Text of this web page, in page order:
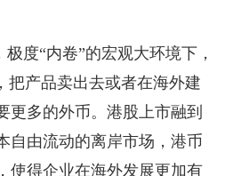
度“内卷”的宏观大环境下，
把产品卖出去或者在海外建
更多的外币。港股上市融到
自由流动的离岸市场，港币
使得企业在海外发展更加有